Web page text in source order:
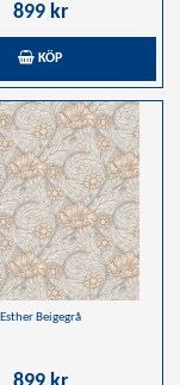
899 kr
KÖP
Esther Beigegrå